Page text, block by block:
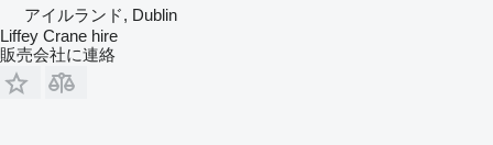
アイルランド, Dublin
Liffey Crane hire
販売会社に連絡